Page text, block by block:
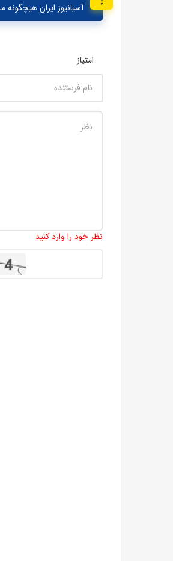
آسیانیوز ایران هیچگونه
امتیاز
نظر خود را وارد کنید